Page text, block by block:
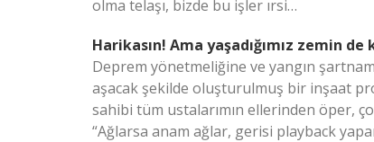
olma telaşı, bizde bu işler ırsi…
Harikasın! Ama yaşadığımız zemin
Deprem yönetmeliğine ve yangın
aşacak şekilde oluşturulmuş bir inşaat
sahibi tüm ustalarımın ellerinden öper,
“Ağlarsa anam ağlar, gerisi playback